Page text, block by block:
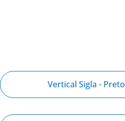
Vertical Sigla - Preto